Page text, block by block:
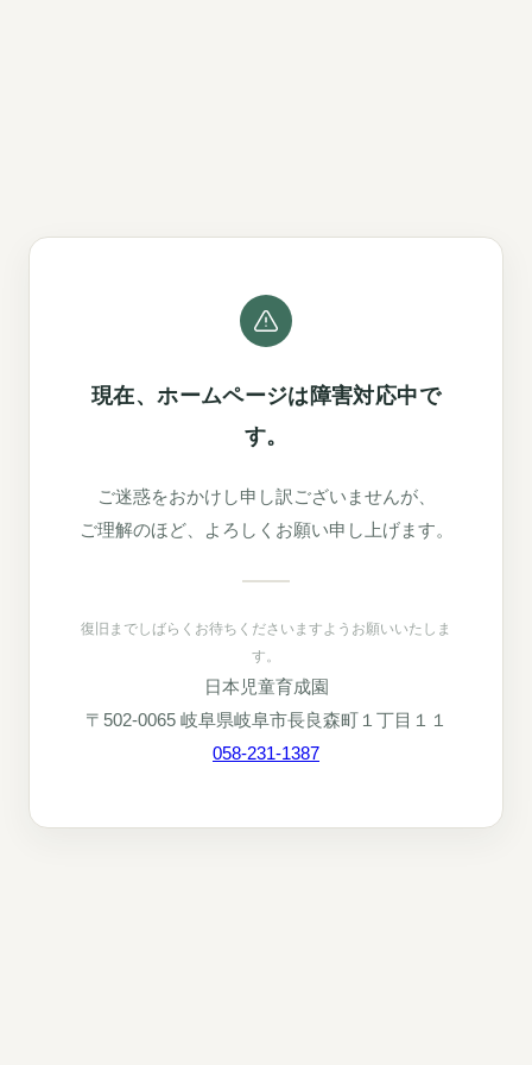
現在、ホームページは障害対応中で
す。
ご迷惑をおかけし申し訳ございませんが、
ご理解のほど、よろしくお願い申し上げます。
復旧までしばらくお待ちくださいますようお願いいたしま
す。
日本児童育成園
〒502-0065 岐阜県岐阜市長良森町１丁目１１
058-231-1387